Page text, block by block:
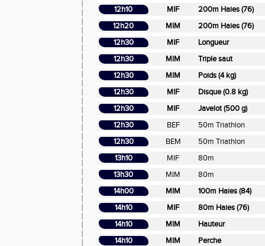
12h10
MIF
200m Haies (76)
12h20
MIM
200m Haies (76)
12h30
MIF
Longueur
12h30
MIM
Triple saut
12h30
MIM
Poids (4 kg)
12h30
MIF
Disque (0.8 kg)
12h30
MIF
Javelot (500 g)
12h30
BEF
50m Triathlon
12h30
BEM
50m Triathlon
13h10
MIF
80m
13h30
MIM
80m
14h00
MIM
100m Haies (84)
14h10
MIF
80m Haies (76)
14h10
MIM
Hauteur
14h10
MIM
Perche